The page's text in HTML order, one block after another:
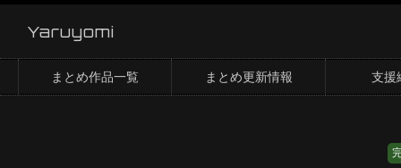
Yaruyomi
まとめ作品一覧 まとめ更新情報 支援